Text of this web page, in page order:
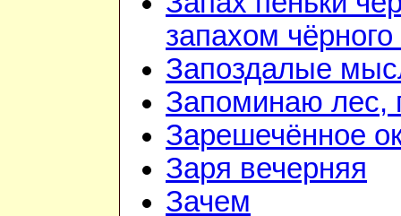
запахом
Запоздалые
Запоминаю лес,
Зарешечённое
Заря вечерняя
Зачем